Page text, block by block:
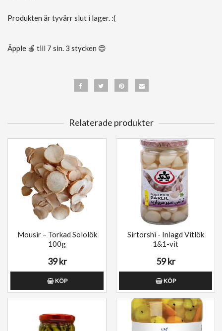
Produkten är tyvärr slut i lager. :(
Äpple 🍎 till 7 sin. 3 stycken 😍
Relaterade produkter
Mousir – Torkad Sololök
100g
39 kr
KÖP
Sirtorshi - Inlagd Vitlök
1&1-vit
59 kr
KÖP